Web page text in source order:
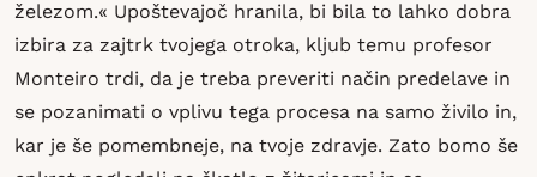
železom.« Upoštevajoč hranila, bi bila to lahko dobra
izbira za zajtrk tvojega otroka, kljub temu profesor
Monteiro trdi, da je treba preveriti način predelave in
se pozanimati o vplivu tega procesa na samo živilo in,
kar je še pomembneje, na tvoje zdravje. Zato bomo še